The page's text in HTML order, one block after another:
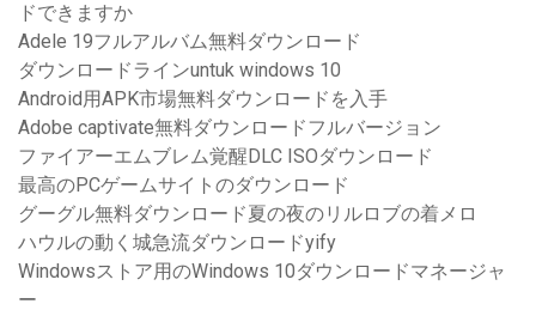
ドできますか
Adele 19フルアルバム無料ダウンロード
ダウンロードラインuntuk windows 10
Android用APK市場無料ダウンロードを入手
Adobe captivate無料ダウンロードフルバージョン
ファイアーエムブレム覚醒DLC ISOダウンロード
最高のPCゲームサイトのダウンロード
グーグル無料ダウンロード夏の夜のリルロブの着メロ
ハウルの動く城急流ダウンロードyify
Windowsストア用のWindows 10ダウンロードマネージャ
ー